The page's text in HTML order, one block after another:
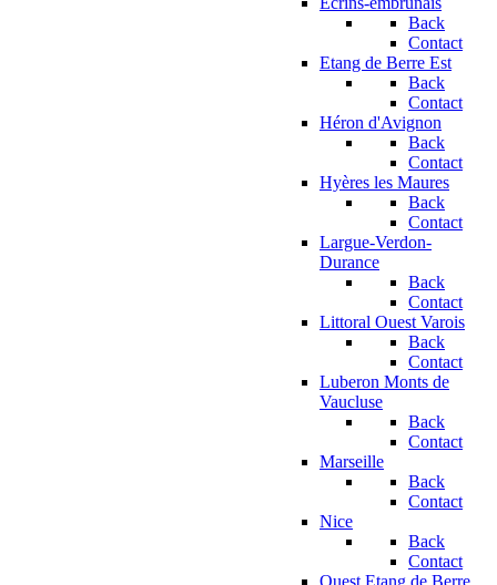
Back
Contact
Etang de Berre Est
Back
Contact
Héron d'Avignon
Back
Contact
Hyères les Maures
Back
Contact
Largue-Verdon-
Durance
Back
Contact
Littoral Ouest Varois
Back
Contact
Luberon Monts de
Vaucluse
Back
Contact
Marseille
Back
Contact
Nice
Back
Contact
Ouest Etang de Berre